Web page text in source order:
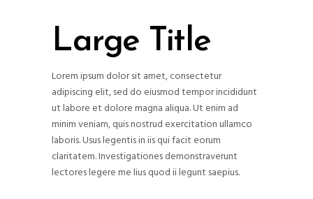
Large Title
Lorem ipsum dolor sit amet, consectetur
adipiscing elit, sed do eiusmod tempor incididunt
ut labore et dolore magna aliqua. Ut enim ad
minim veniam, quis nostrud exercitation ullamco
laboris. Usus legentis in iis qui facit eorum
claritatem. Investigationes demonstraverunt
lectores legere me lius quod ii legunt saepius.